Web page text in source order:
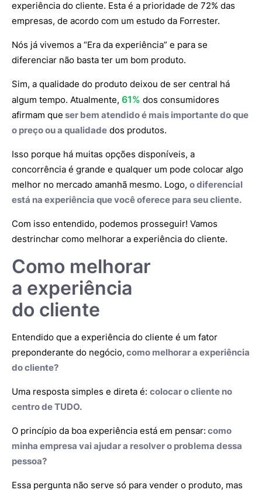
experiência do cliente. Esta é a prioridade de 72% das
empresas, de acordo com um estudo da Forrester.
Nós já vivemos a “Era da experiência” e para se
diferenciar não basta ter um bom produto.
Sim, a qualidade do produto deixou de ser central há
algum tempo. Atualmente, 61% dos consumidores
afirmam que ser bem atendido é mais importante do que
o preço ou a qualidade dos produtos.
Isso porque há muitas opções disponíveis, a
concorrência é grande e qualquer um pode colocar algo
melhor no mercado amanhã mesmo. Logo, o diferencial
está na experiência que você oferece para seu cliente.
Com isso entendido, podemos prosseguir! Vamos
destrinchar como melhorar a experiência do cliente.
Como melhorar
a experiência
do cliente
Entendido que a experiência do cliente é um fator
preponderante do negócio, como melhorar a experiência
do cliente?
Uma resposta simples e direta é: colocar o cliente no
centro de TUDO.
O princípio da boa experiência está em pensar: como
minha empresa vai ajudar a resolver o problema dessa
pessoa?
Essa pergunta não serve só para vender o produto, mas